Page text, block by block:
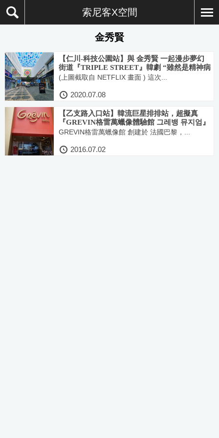
索尼客X空間
金秀賢
【仁川-科技公園站】與 金秀賢 一起漫步夢幻
街道『TRIPLE STREET』韓劇 “雖然是精神病
但沒關係”拍攝景點
(上圖截取自 NETFLIX 畫面 ) 這次...
2020.07.08
【乙支路入口站】韓流巨星排排站，超擬真
『GREVIN格雷萬蠟像體驗館 그레뱅 뮤지엄』
(韓流、數位科技、法國百年蠟像工藝 完美的結
GREVIN格雷萬蠟像館 創建於 法國巴黎，...
2016.07.02